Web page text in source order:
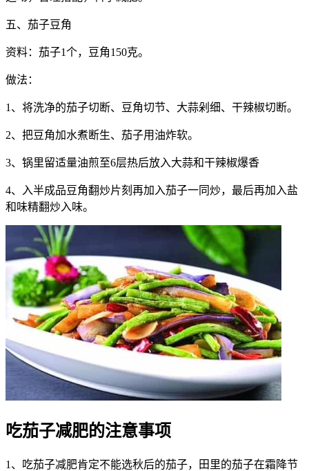
五、茄子豆角
资料：茄子1个，豆角150克。
做法：
1、将洗净的茄子切断、豆角切节、大蒜剁细、干辣椒切断。
2、把豆角加水煮断生、茄子用油炸软。
3、锅里留适量油煎至6层热后放入大蒜和干辣椒爆香
4、入半成品豆角翻炒片刻再加入茄子一同炒，最后再加入盐
和味精翻炒入味。
吃茄子减肥的注意事项
1、吃茄子减肥肯定不能选秋后的茄子，田里的茄子在霜降节